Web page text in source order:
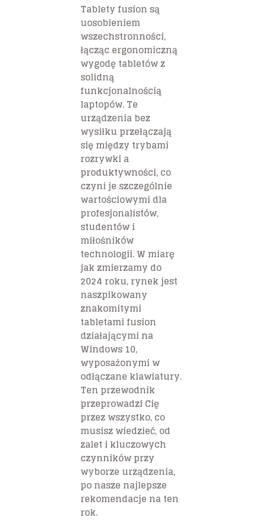
Tablety fusion są
uosobieniem
wszechstronności,
łącząc ergonomiczną
wygodę tabletów z
solidną
funkcjonalnością
laptopów. Te
urządzenia bez
wysiłku przełączają
się między trybami
rozrywki a
produktywności, co
czyni je szczególnie
wartościowymi dla
profesjonalistów,
studentów i
miłośników
technologii. W miarę
jak zmierzamy do
2024 roku, rynek jest
naszpikowany
znakomitymi
tabletami fusion
działającymi na
Windows 10,
wyposażonymi w
odłączane klawiatury.
Ten przewodnik
przeprowadzi Cię
przez wszystko, co
musisz wiedzieć, od
zalet i kluczowych
czynników przy
wyborze urządzenia,
po nasze najlepsze
rekomendacje na ten
rok.